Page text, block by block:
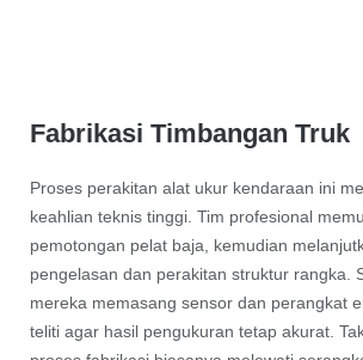
Fabrikasi Timbangan Truk
Proses perakitan alat ukur kendaraan ini
keahlian teknis tinggi. Tim profesional
pemotongan pelat baja, kemudian
pengelasan dan perakitan struktur rangka.
mereka memasang sensor dan perangkat
teliti agar hasil pengukuran tetap akurat.